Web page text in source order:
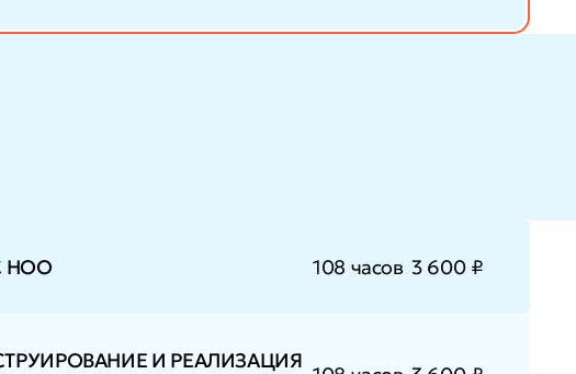
НОО 108 часов 3 600 ₽
И РЕАЛИЗАЦИЯ